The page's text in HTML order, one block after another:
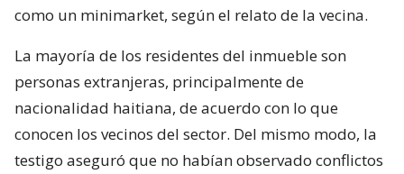
como un minimarket, según el relato de la vecina.
La mayoría de los residentes del inmueble son
personas extranjeras, principalmente de
nacionalidad haitiana, de acuerdo con lo que
conocen los vecinos del sector. Del mismo modo, la
testigo aseguró que no habían observado conflictos